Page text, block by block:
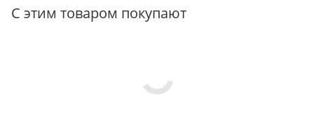
С этим товаром покупают